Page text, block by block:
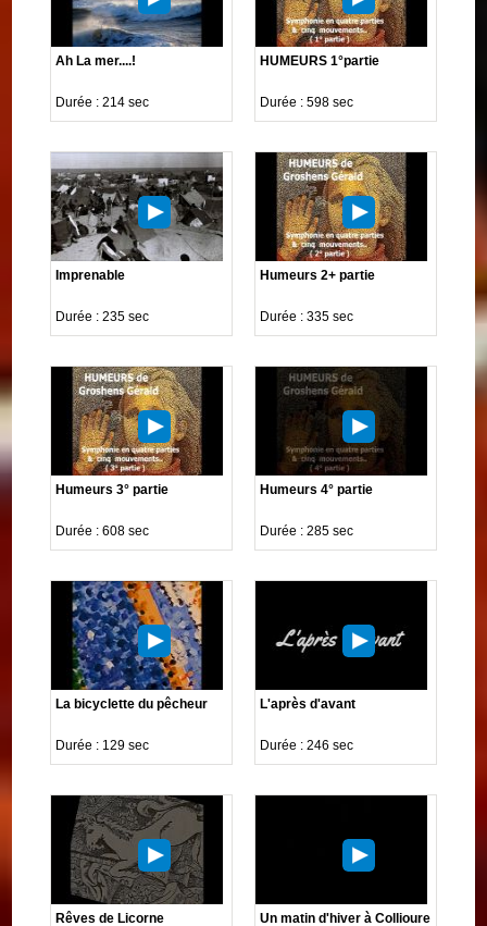
Ah La mer....!
Durée : 214 sec
HUMEURS 1°partie
Durée : 598 sec
Imprenable
Durée : 235 sec
Humeurs 2+ partie
Durée : 335 sec
Humeurs 3° partie
Durée : 608 sec
Humeurs 4° partie
Durée : 285 sec
La bicyclette du pêcheur
Durée : 129 sec
L'après d'avant
Durée : 246 sec
Rêves de Licorne Un matin d'hiver à Collioure